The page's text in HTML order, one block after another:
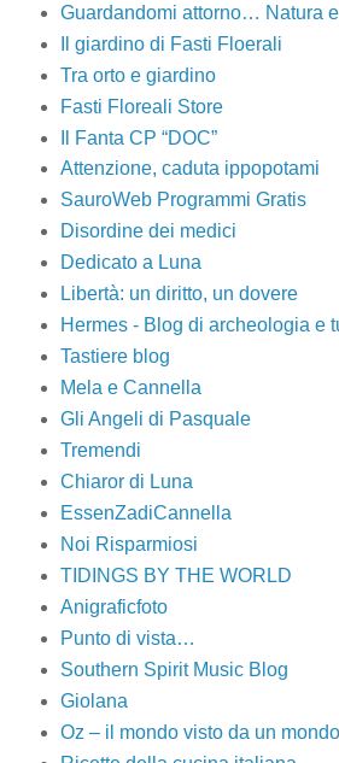
Guardandomi attorno… Natura
Il giardino di Fasti Floerali
Tra orto e giardino
Fasti Floreali Store
Il Fanta CP “DOC”
Attenzione, caduta ippopotami
SauroWeb Programmi Gratis
Disordine dei medici
Dedicato a Luna
Libertà: un diritto, un dovere
Hermes - Blog di archeologia e
Tastiere blog
Mela e Cannella
Gli Angeli di Pasquale
Tremendi
Chiaror di Luna
EssenZadiCannella
Noi Risparmiosi
TIDINGS BY THE WORLD
Anigraficfoto
Punto di vista…
Southern Spirit Music Blog
Giolana
Oz – il mondo visto da un